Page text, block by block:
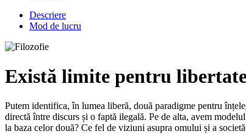
Descriere
Mod de lucru
Există limite pentru
Putem identifica, în lumea liberă, două paradigme pentru
directă între discurs și o faptă ilegală. Pe de alta, avem
la baza celor două? Ce fel de viziuni asupra omului și a